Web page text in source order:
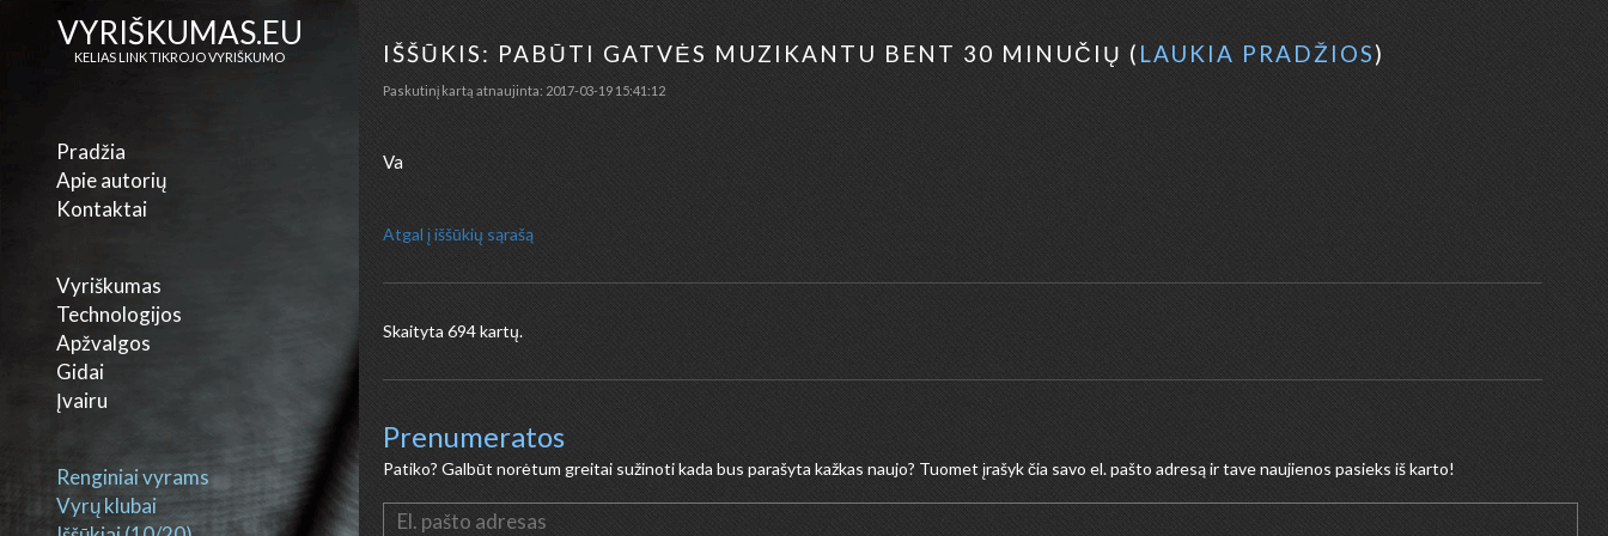
VYRIŠKUMAS.EU
KELIAS LINK TIKROJO VYRIŠKUMO
Pradžia
Apie autorių
Kontaktai
Vyriškumas
Technologijos
Apžvalgos
Gidai
Įvairu
Renginiai vyrams
Vyrų klubai
IŠŠŪKIS: PABŪTI GATVĖS MUZIKANTU BENT 30 MINUČIŲ ( LAUKIA PRADŽIOS)
Paskutinį kartą atnaujinta: 2017-03-19 15:41:12
Va
Atgal į iššūkių sąrašą
Skaityta 694 kartų.
Prenumeratos
Patiko? Galbūt norėtum greitai sužinoti kada bus parašyta kažkas naujo? Tuomet įrašyk čia savo el. pašto adresą ir tave naujienos pasieks iš karto!